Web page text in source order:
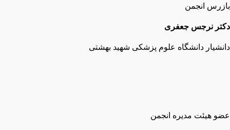
بازرس انجمن
دکتر نرجس جعفری
دانشیار دانشگاه علوم پزشکی شهید بهشتی
عضو هیئت مدیره انجمن